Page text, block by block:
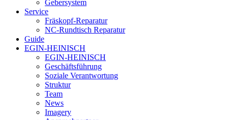
Gebersystem
Service
Fräskopf-Reparatur
NC-Rundtisch Reparatur
Guide
EGIN-HEINISCH
EGIN-HEINISCH
Geschäftsführung
Soziale Verantwortung
Struktur
Team
News
Imagery